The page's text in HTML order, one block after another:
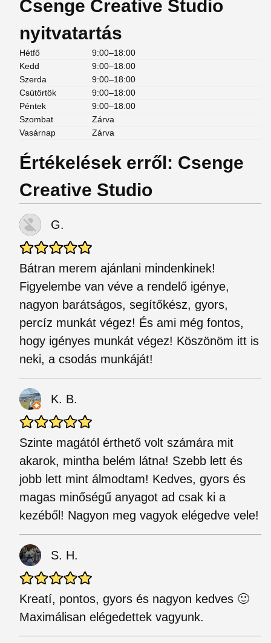
Csenge Creative Studio
nyitvatartás
Hétfő
9:00–18:00
Kedd
9:00–18:00
Szerda
9:00–18:00
Csütörtök
9:00–18:00
Péntek
9:00–18:00
Szombat
Zárva
Vasárnap
Zárva
Értékelések erről: Csenge
Creative Studio
G.
Bátran merem ajánlani mindenkinek!
Figyelembe van véve a rendelő igénye,
nagyon barátságos, segítőkész, gyors,
percíz munkát végez! És ami még fontos,
hogy igényes munkát végez! Köszönöm itt is
neki, a csodás munkáját!
K. B.
Szinte magától érthető volt számára mit
akarok, mintha belém látna! Szebb lett és
jobb lett mint álmodtam! Kedves, gyors és
magas minőségű anyagot ad csak ki a
kezéből! Nagyon meg vagyok elégedve vele!
S. H.
Kreatí, pontos, gyors és nagyon kedves 🙂
Maximálisan elégedettek vagyunk.